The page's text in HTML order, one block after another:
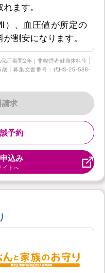
ます。
）、血圧値が所定の
割安になります。
証期間2年｜非喫煙者健康体料率 |
| 募集文書番号：代HS-25-588-
予約
請求
込み
イトへ